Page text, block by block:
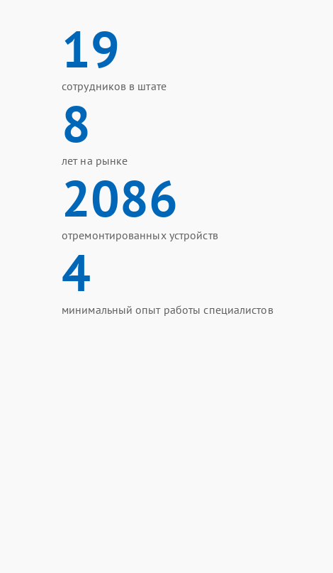
19
сотрудников в штате
8
лет на рынке
2086
отремонтированных устройств
4
минимальный опыт работы специалистов